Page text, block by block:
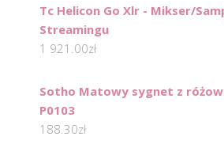
Tc Helicon Go Xlr - Mikser/
Streamingu
1 921.00zł
Sotho Matowy sygnet z
P0103
188.30zł